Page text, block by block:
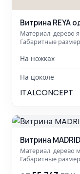
Витрина REYA
Материал: дерево
Габаритные
На ножках
На цоколе
ITALCONCEPT
Витрина
Материал: дерево
Габаритные